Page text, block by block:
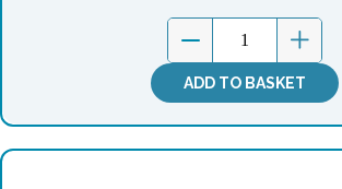
ADD TO BASKET